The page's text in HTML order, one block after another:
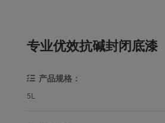
专业优效抗碱封闭底漆
产品规格：
5L